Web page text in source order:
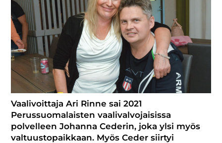
Vaalivoittaja Ari Rinne sai 2021
Perussuomalaisten vaalivalvojaisissa
polvelleen Johanna Cederin, joka ylsi myös
valtuustopaikkaan. Myös Ceder siirtyi